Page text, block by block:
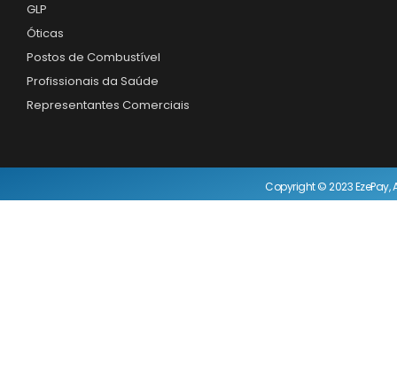
GLP
Óticas
Postos de Combustível
Profissionais da Saúde
Representantes Comerciais
Copyright © 2023 EzePay,